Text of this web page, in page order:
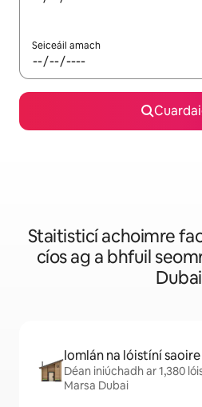
Seiceáil amach
Staitisticí achoimre
cíos ag a bhfuil
Dubai
Iomlán na lóistíní
Déan iniúchadh ar 1,380
Marsa Dubai